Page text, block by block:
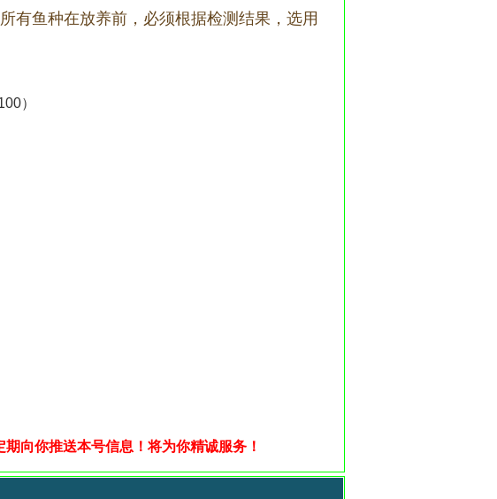
有鱼种在放养前，必须根据检测结果，选用
）
向你推送本号信息！将为你精诚服务！